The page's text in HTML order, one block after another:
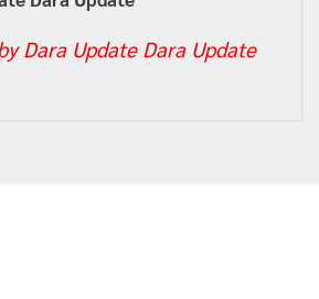
Dara Update Dara Update